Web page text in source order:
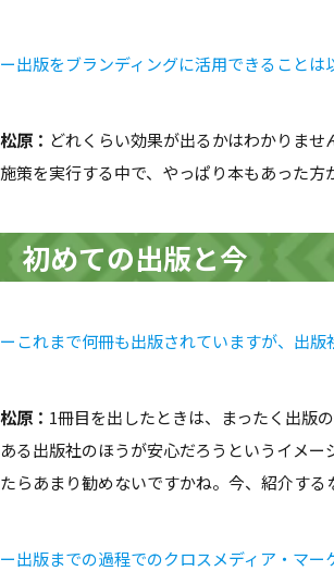
ー出版をブランディングに活用できることは
松原 ： どれくらい効果が出るかはわかりま
施策を実行する中で、やっぱり本もあった方
初めての出版と今
ーこれまで何冊も出版されていますが、出
松原： 1冊目を出したときは、まったく出版
ある出版社のほうが安心だろうというイメ
たらあまり勧めないですかね。今、紹介する
ー出版までの過程でのクロスメディア・マ